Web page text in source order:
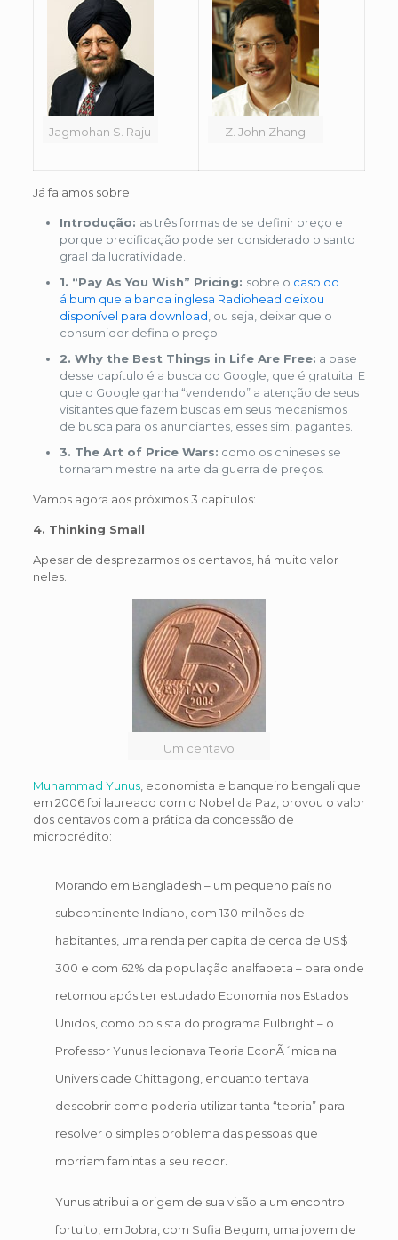
Jagmohan S. Raju Z. John Zhang
Já falamos sobre:
Introdução: as três formas de se definir preço e
porque precificação pode ser considerado o santo
graal da lucratividade.
1. “Pay As You Wish” Pricing: sobre o caso do
álbum que a banda inglesa Radiohead deixou
disponível para download , ou seja, deixar que o
consumidor defina o preço.
2. Why the Best Things in Life Are Free: a base
desse capítulo é a busca do Google, que é gratuita. E
que o Google ganha “vendendo” a atenção de seus
visitantes que fazem buscas em seus mecanismos
de busca para os anunciantes, esses sim, pagantes.
3. The Art of Price Wars: como os chineses se
tornaram mestre na arte da guerra de preços.
Vamos agora aos próximos 3 capítulos:
4. Thinking Small
Apesar de desprezarmos os centavos, há muito valor
neles.
Um centavo
Muhammad Yunus, economista e banqueiro bengali que
em 2006 foi laureado com o Nobel da Paz, provou o valor
dos centavos com a prática da concessão de
microcrédito:
Morando em Bangladesh – um pequeno país no
subcontinente Indiano, com 130 milhões de
habitantes, uma renda per capita de cerca de US$
300 e com 62% da população analfabeta – para onde
retornou após ter estudado Economia nos Estados
Unidos, como bolsista do programa Fulbright – o
Professor Yunus lecionava Teoria EconÃ´mica na
Universidade Chittagong, enquanto tentava
descobrir como poderia utilizar tanta “teoria” para
resolver o simples problema das pessoas que
morriam famintas a seu redor.
Yunus atribui a origem de sua visão a um encontro
fortuito, em Jobra, com Sufia Begum, uma jovem de